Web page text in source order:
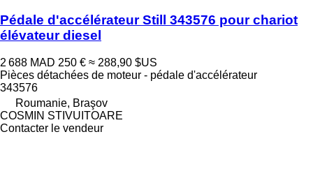
Pédale d'accélérateur Still 343576 pour chariot
élévateur diesel
2 688 MAD 250 € ≈ 288,90 $US
Pièces détachées de moteur - pédale d'accélérateur
343576
Roumanie, Braşov
COSMIN STIVUITOARE
Contacter le vendeur